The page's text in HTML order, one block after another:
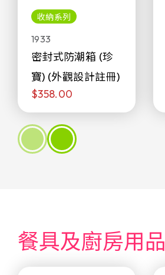
收納系列
1933
密封式防潮箱 (珍
寶) (外觀設計註冊)
$358.00
餐具及廚房用品